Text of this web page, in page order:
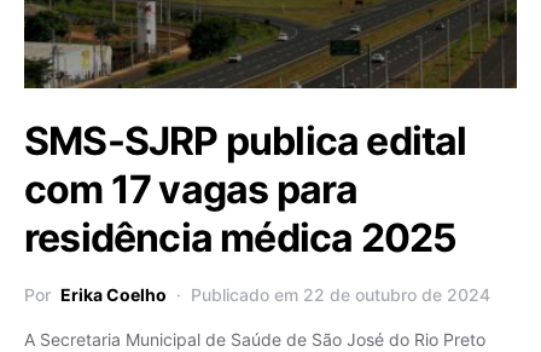
SMS-SJRP publica edital
com 17 vagas para
residência médica 2025
Por Erika Coelho Publicado em 22 de outubro de 2024
A Secretaria Municipal de Saúde de São José do Rio Preto